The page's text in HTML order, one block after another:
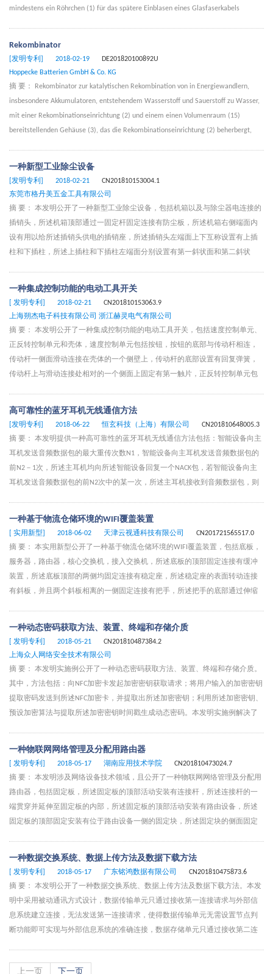
mindestens ein Röhrchen (1) für das spätere Einblasen eines Glasfaserkabels
Rekombinator
[发明专利] DE201820100892U
2018-02-19
Hoppecke Batterien GmbH & Co. KG
摘 要： Rekombinator zur katalytischen Rekombination von in Energiewandlern,
insbesondere Akkumulatoren, entstehendem Wasserstoff und Sauerstoff zu Wasser,
mit einer Rekombinationseinrichtung (2) und einem einen Volumenraum (15)
bereitstellenden Gehäuse (3), das die Rekombinationseinrichtung (2) beherbergt,
wobei das erste Compartment (16) die Rekombinationseinrichtung (2) zumindest
teilweise aufnimmt.
一种新型工业除尘设备
[发明专利] CN201810153004.1
2018-02-21
东莞市格丹美五金工具有限公司
摘 要： 本发明公开了一种新型工业除尘设备，包括机箱以及与除尘器电连接的
插销头，所述机箱顶部通过一固定杆固定连接有防尘板，所述机箱右侧端面内
设有用以给所述插销头供电的插销座，所述插销头左端面上下互称设置有上插
柱和下插柱，所述上插柱和下插柱左端面分别设置有第一斜状面和第二斜状
向所述上插进槽的端面设置有与所述第一斜状面相配合的第三斜状面。
一种集成控制功能的电动工具开关
[ 发明专利] CN201810153063.9
2018-02-21
上海朔杰电子科技有限公司 浙江赫灵电气有限公司
摘 要： 本发明公开了一种集成控制功能的电动工具开关，包括速度控制单元、
正反转控制单元和壳体，速度控制单元包括按钮，按钮的底部与传动杆相连，
传动杆一侧面滑动连接在壳体的一个侧壁上，传动杆的底部设置有回复弹簧，
传动杆上与滑动连接处相对的一个侧面上固定有第一触片，正反转控制单元包
高可靠性的蓝牙耳机无线通信方法
[发明专利] CN201810648005.3
2018-06-22
恒玄科技（上海）有限公司
摘 要： 本发明提供一种高可靠性的蓝牙耳机无线通信方法包括：智能设备向主
耳机发送音频数据包的最大重传次数N1，智能设备向主耳机发送音频数据包的
前N2－1次，所述主耳机均向所述智能设备回复一个NACK包，若智能设备向主
耳机发送音频数据包的前N2次中的某一次，所述主耳机接收到音频数据包，则
一种基于物流仓储环境的WIFI覆盖装置
[ 实用新型] CN201721565517.0
2018-06-02
天津云视通科技有限公司
摘 要： 本实用新型公开了一种基于物流仓储环境的WIFI覆盖装置，包括底板，
服务器，路由器，核心交换机，接入交换机，所述底板的顶部固定连接有缓冲
装置，所述底板顶部的两侧均固定连接有稳定座，所述稳定座的表面转动连接
有斜板，并且两个斜板相离的一侧固定连接有把手，所述把手的底部通过伸缩
覆盖单元的维护和修理，减轻工人负担，有效的防止货物对WIFI信号的隔断，
使得WIFI信号更强，便于装置与仓库墙体固定。
一种动态密码获取方法、装置、终端和存储介质
[ 发明专利] CN201810487384.2
2018-05-21
上海众人网络安全技术有限公司
摘 要： 本发明实施例公开了一种动态密码获取方法、装置、终端和存储介质。
其中，方法包括：向NFC加密卡发起加密密钥获取请求；将用户输入的加密密钥
提取密码发送到所述NFC加密卡，并提取出所述加密密钥；利用所述加密密钥、
预设加密算法与提取所述加密密钥时间戳生成动态密码。本发明实施例解决了
一种物联网网络管理及分配用路由器
[ 发明专利] CN201810473024.7
2018-05-17
湖南应用技术学院
摘 要： 本发明涉及网络设备技术领域，且公开了一种物联网网络管理及分配用
路由器，包括固定板，所述固定板的顶部活动安装有连接杆，所述连接杆的一
端贯穿并延伸至固定板的内部，所述固定板的顶部活动安装有路由设备，所述
固定板的顶部固定安装有位于路由设备一侧的固定块，所述固定块的侧面固定
一种数据交换系统、数据上传方法及数据下载方法
[ 发明专利] CN201810475873.6
2018-05-17
广东铭鸿数据有限公司
摘 要： 本发明公开了一种数据交换系统、数据上传方法及数据下载方法。本发
明中采用被动通讯方式设计，数据传输单元只通过接收第一连接请求与外部信
息系统建立连接，无法发送第一连接请求，使得数据传输单元无需设置节点判
断功能即可实现与外部信息系统的准确连接，数据存储单元只通过接收第二连
上一页 下一页